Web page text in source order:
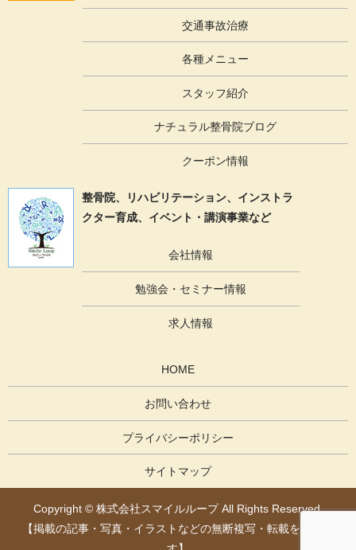
交通事故治療
各種メニュー
スタッフ紹介
ナチュラル整骨院ブログ
クーポン情報
整骨院、リハビリテーション、 インストラ
クター育成、イベント・講演事業など
会社情報
勉強会・セミナー情報
求人情報
HOME
お問い合わせ
プライバシーポリシー
サイトマップ
Copyright © 株式会社スマイルループ All Rights Reserved.
【掲載の記事・写真・イラストなどの無断複写・転載を禁じま